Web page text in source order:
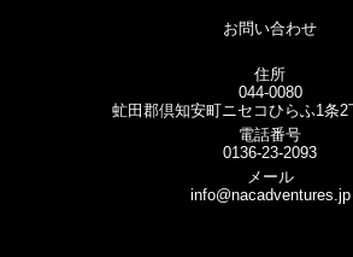
お問い合わせ
住所
044-0080
虻田郡倶知安町ニセコひらふ1条2
電話番号
0136-23-2093
メール
info@nacadventures.jp